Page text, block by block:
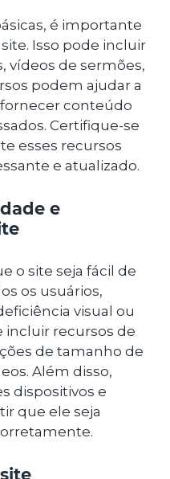
é importante
Isso pode incluir
vídeos de sermões,
podem ajudar a
conteúdo
Certifique-se
esses recursos
e atualizado.
e
o site seja fácil de
os usuários,
visual ou
incluir recursos de
de tamanho de
Além disso,
dispositivos e
que ele seja